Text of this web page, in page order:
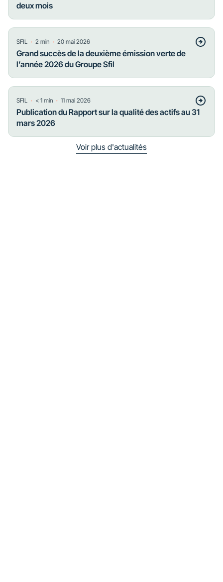
deux mois
SFIL ・ 2 min ・ 20 mai 2026
Grand succès de la deuxième émission verte de
l’année 2026 du Groupe Sfil
SFIL ・ < 1 min ・ 11 mai 2026
Publication du Rapport sur la qualité des actifs au 31
mars 2026
Voir plus d'actualités